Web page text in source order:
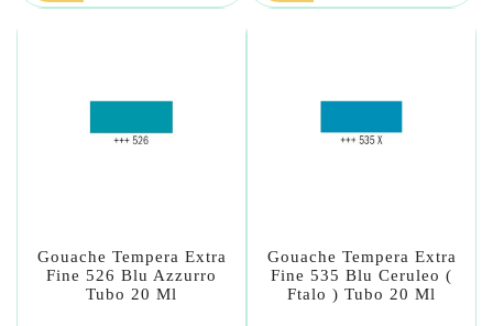
Gouache Tempera Extra
Fine 526 Blu Azzurro
Tubo 20 Ml
Gouache Tempera Extra
Fine 535 Blu Ceruleo (
Ftalo ) Tubo 20 Ml